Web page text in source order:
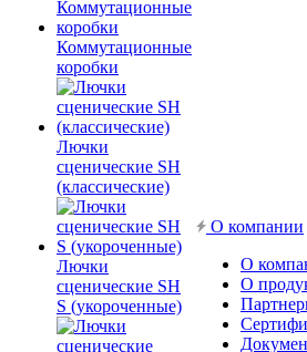
Коммутационные
коробки
Лючки
сценические SH
(классические)
Лючки
сценические SH
S (укороченные)
О компании
О
О